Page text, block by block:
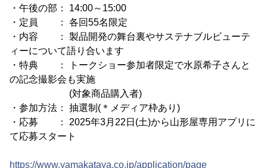
・午後の部： 14:00～15:00
・定員 ： 各回55名限定
・内容 ： 製品開発の舞台裏やサステナブルビューテ
ィーについて語り合います
・特典 ： トークショー参加者限定で水原希子さんと
の記念撮影会も実施
(対象商品購入者)
・参加方法： 抽選制(＊メディア枠あり)
・応募 ： 2025年3月22日(土)から山形屋専用アプリに
て応募スタート
https://www.yamakataya.co.jp/application/page